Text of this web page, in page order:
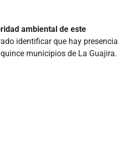
ambiental de este
identificar que hay presencia
municipios de La Guajira.